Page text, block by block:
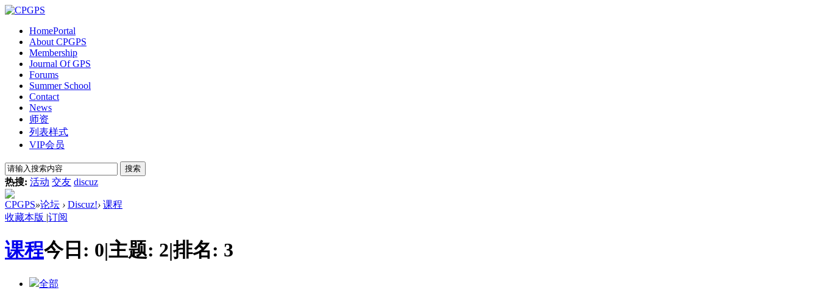
HomePortal
About CPGPS
Membership
Journal Of GPS
Forums
Summer School
Contact
News
师资
列表样式
VIP会员
搜索
热搜: 活动 交友 discuz
CPGPS»论坛 › Discuz!› 课程
收藏本版 |订阅
课程今日: 0|主题: 2|排名: 3
全部